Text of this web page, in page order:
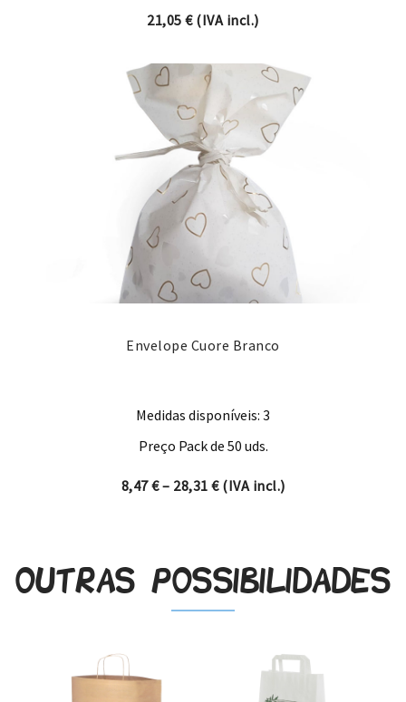
21,05€(IVA incl.)
Envelope Cuore Branco
Medidas disponíveis: 3
Preço Pack de 50 uds.
8,47€– 28,31 €Price range: 8,47 € through
(IVA incl.)
Outras possibilidades